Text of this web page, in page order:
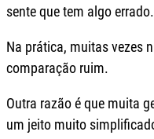
sente que tem algo errado.
Na prática, muitas vezes
comparação ruim.
Outra razão é que muita
um jeito muito